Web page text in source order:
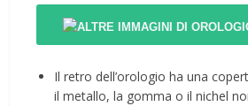
Il retro dell’orologio ha una
il metallo, la gomma o il nichel